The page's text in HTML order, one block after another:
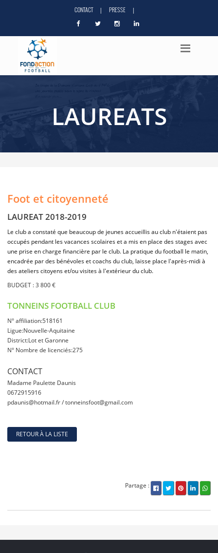
CONTACT | PRESSE |
LAUREATS
Foot et citoyenneté
LAUREAT 2018-2019
Le club a constaté que beaucoup de jeunes accueillis au club n'étaient pas
occupés pendant les vacances scolaires et a mis en place des stages avec
une prise en charge financière par le club. La pratique du football le matin,
encadrée par des bénévoles et coachs du club, laisse place l'après-midi à
des ateliers citoyens et/ou visites à l'extérieur du club.
BUDGET : 3 800 €
TONNEINS FOOTBALL CLUB
N° affiliation:518161
Ligue:Nouvelle-Aquitaine
District:Lot et Garonne
N° Nombre de licenciés:275
CONTACT
Madame Paulette Daunis
0672915916
pdaunis@hotmail.fr / tonneinsfoot@gmail.com
RETOUR À LA LISTE
Partage :